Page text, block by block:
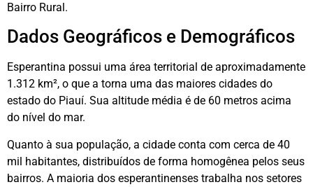
Bairro Rural.
Dados Geográficos e Demográficos
Esperantina possui uma área territorial de aproximadamente
1.312 km², o que a torna uma das maiores cidades do
estado do Piauí. Sua altitude média é de 60 metros acima
do nível do mar.
Quanto à sua população, a cidade conta com cerca de 40
mil habitantes, distribuídos de forma homogênea pelos seus
bairros. A maioria dos esperantinenses trabalha nos setores